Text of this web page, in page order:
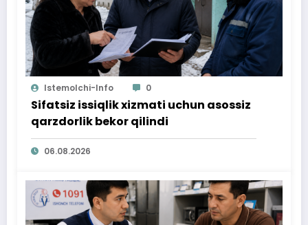
Istemolchi-Info 0
Sifatsiz issiqlik xizmati uchun asossiz
qarzdorlik bekor qilindi
06.08.2026